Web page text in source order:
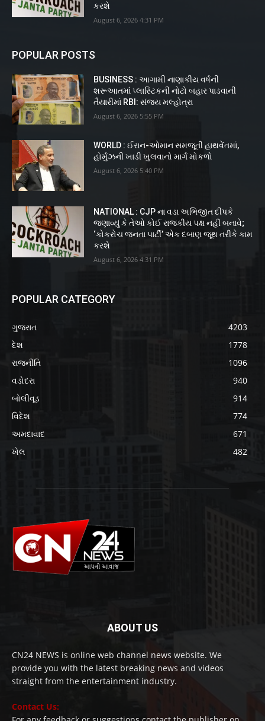
કરશે
August 6, 2026 4:31 PM
POPULAR POSTS
BUSINESS : આગામી નાણાકીય વર્ષની
શરૂઆતમાં પ્લાસ્ટિકની નોટો બહાર પાડવાની
તૈયારીમાં RBI: સંજય મલ્હોત્રા
August 6, 2026 5:55 PM
WORLD : ઈરાન-ઓમાન સમજૂતી હાથવેંતમાં,
હોર્મુઝની ખાડી ખુલવાનો માર્ગ મોકળો
August 6, 2026 5:40 PM
NATIONAL : CJP ના વડા અભિજીત દીપકે
જણાવ્યું કે તેઓ કોઈ રાજકીય પક્ષ નહીં બનાવે;
‘કોકરોચ જનતા પાર્ટી’ એક દબાણ જૂથ તરીકે કામ
કરશે
August 6, 2026 4:31 PM
POPULAR CATEGORY
ગુજરાત
4203
દેશ
1778
રાજનીતિ
1096
વડોદરા
940
બોલીવૂડ
914
વિદેશ
774
અમદાવાદ
671
ખેલ
482
ABOUT US
CN24 NEWS is online web channel news website. We
provide you with the latest breaking news and videos
straight from the entertainment industry.
Contact Us: